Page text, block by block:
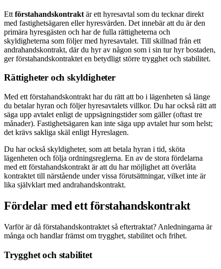
Ett förstahandskontrakt är ett hyresavtal som du tecknar direkt
med fastighetsägaren eller hyresvärden. Det innebär att du är den
primära hyresgästen och har de fulla rättigheterna och
skyldigheterna som följer med hyresavtalet. Till skillnad från ett
andrahandskontrakt, där du hyr av någon som i sin tur hyr bostaden,
ger förstahandskontraktet en betydligt större trygghet och stabilitet.
Rättigheter och skyldigheter
Med ett förstahandskontrakt har du rätt att bo i lägenheten så länge
du betalar hyran och följer hyresavtalets villkor. Du har också rätt att
säga upp avtalet enligt de uppsägningstider som gäller (oftast tre
månader). Fastighetsägaren kan inte säga upp avtalet hur som helst;
det krävs sakliga skäl enligt Hyreslagen.
Du har också skyldigheter, som att betala hyran i tid, sköta
lägenheten och följa ordningsreglerna. En av de stora fördelarna
med ett förstahandskontrakt är att du har möjlighet att överlåta
kontraktet till närstående under vissa förutsättningar, vilket inte är
lika självklart med andrahandskontrakt.
Fördelar med ett förstahandskontrakt
Varför är då förstahandskontraktet så eftertraktat? Anledningarna är
många och handlar främst om trygghet, stabilitet och frihet.
Trygghet och stabilitet